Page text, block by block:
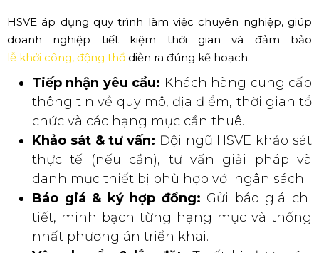
HSVE áp dụng quy trình làm việc chuyên nghiệp, giúp
doanh nghiệp tiết kiệm thời gian và đảm bảo
lễ khởi công, động thổ diễn ra đúng kế hoạch.
Tiếp nhận yêu cầu: Khách hàng cung cấp
thông tin về quy mô, địa điểm, thời gian tổ
chức và các hạng mục cần thuê.
Khảo sát & tư vấn: Đội ngũ HSVE khảo sát
thực tế (nếu cần), tư vấn giải pháp và
danh mục thiết bị phù hợp với ngân sách.
Báo giá & ký hợp đồng: Gửi báo giá chi
tiết, minh bạch từng hạng mục và thống
nhất phương án triển khai.